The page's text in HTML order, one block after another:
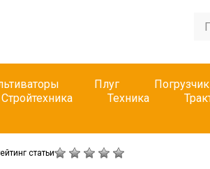
Плуг Погрузчик
Стройтехника Техника
статьи